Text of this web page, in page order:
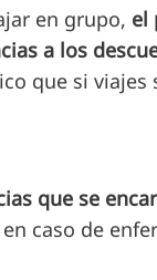
en grupo, el
a los
que si viajes
que se
caso de